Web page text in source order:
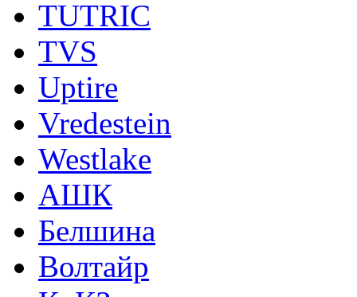
TUTRIC
TVS
Uptire
Vredestein
Westlake
АШК
Белшина
Волтайр